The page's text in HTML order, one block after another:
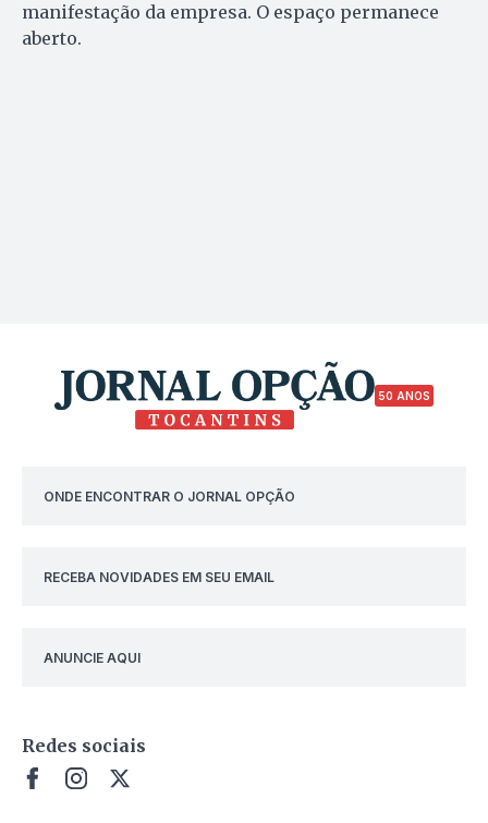
manifestação da empresa. O espaço permanece
aberto.
50 ANOS
ONDE ENCONTRAR O JORNAL OPÇÃO
RECEBA NOVIDADES EM SEU EMAIL
ANUNCIE AQUI
Redes sociais